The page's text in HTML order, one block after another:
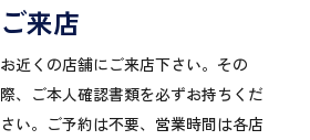
ご来店
お近くの店舗にご来店下さい。その
際、ご本人確認書類を必ずお持ちくだ
さい。ご予約は不要、営業時間は各店